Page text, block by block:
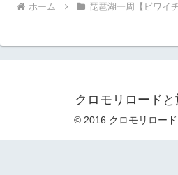
ホーム 琵琶湖一周【ビワイチ
クロモリロード
© 2016 クロモリロード